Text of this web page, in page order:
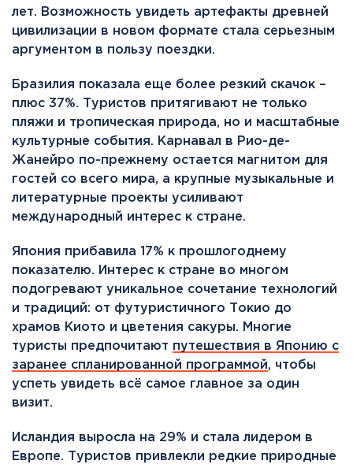
лет. Возможность увидеть артефакты древней
цивилизации в новом формате стала серьезным
аргументом в пользу поездки.
Бразилия показала еще более резкий скачок –
плюс 37%. Туристов притягивают не только
пляжи и тропическая природа, но и масштабные
культурные события. Карнавал в Рио-де-
Жанейро по-прежнему остается магнитом для
гостей со всего мира, а крупные музыкальные и
литературные проекты усиливают
международный интерес к стране.
Япония прибавила 17% к прошлогоднему
показателю. Интерес к стране во многом
подогревают уникальное сочетание технологий
и традиций: от футуристичного Токио до
храмов Киото и цветения сакуры. Многие
туристы предпочитают путешествия в Японию с
заранее спланированной программой, чтобы
успеть увидеть всё самое главное за один
визит.
Исландия выросла на 29% и стала лидером в
Европе. Туристов привлекли редкие природные